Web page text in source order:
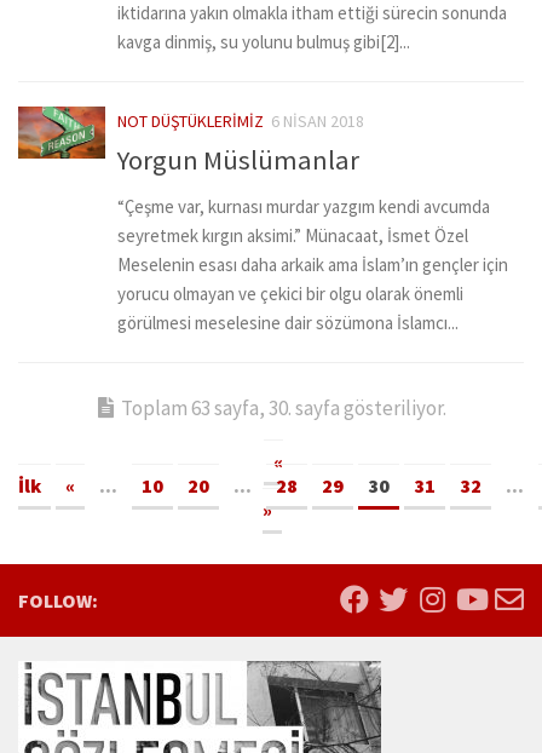
iktidarına yakın olmakla itham ettiği sürecin sonunda
kavga dinmiş, su yolunu bulmuş gibi[2]...
NOT DÜŞTÜKLERIMIZ 6 NISAN 2018
Yorgun Müslümanlar
“Çeşme var, kurnası murdar yazgım kendi avcumda
seyretmek kırgın aksimi.” Münacaat, İsmet Özel
Meselenin esası daha arkaik ama İslam’ın gençler için
yorucu olmayan ve çekici bir olgu olarak önemli
görülmesi meselesine dair sözümona İslamcı...
Toplam 63 sayfa, 30. sayfa gösteriliyor.
«
İlk
« ... 10 20 ... 28 29 30 31 32
...
»
FOLLOW: